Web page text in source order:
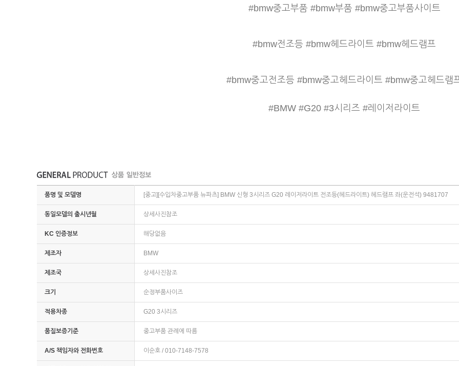
#bmw중고부품 #bmw부품 #bmw중고부품사이트
#bmw전조등 #bmw헤드라이트 #bmw헤드램프
#bmw중고전조등 #bmw중고헤드라이트 #bmw중고헤드램
#BMW #G20 #3시리즈 #레이저라이트
품명 및 모델명 [중고][수입차중고부품 뉴파츠] BMW 신형 3시리즈 G20 레이저라이트 전조등(헤드라이트) 헤드램프 좌(운전석) 9481707
동일모델의 출시년월 상세사진참조
KC 인증정보 해당없음
제조자 BMW
제조국 상세사진참조
크기 순정부품사이즈
적용차종 G20 3시리즈
품질보증기준 중고부품 관례에 따름
A/S 책임자와 전화번호 이순호 / 010-7148-7578